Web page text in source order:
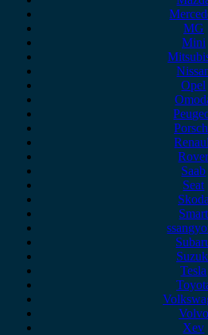
MG
Mini
Opel
Saab
Seat
Skoda
Smart
Tesla
Volvo
Xev